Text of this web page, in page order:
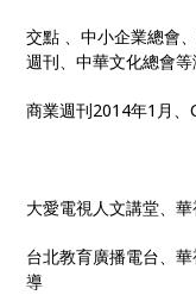
交點 、中小企業總會
週刊、中華文化總會
商業週刊2014年1月
大愛電視人文講堂、
台北教育廣播電台、
導